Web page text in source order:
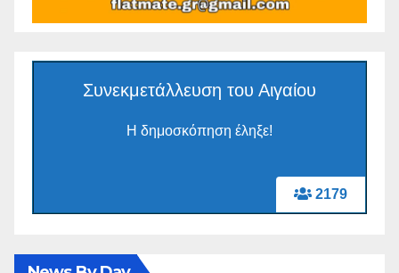
2179
Συνεκμετάλλευση του Αιγαίου
Η δημοσκόπηση έληξε!